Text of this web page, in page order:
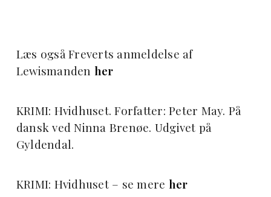
Læs også Freverts anmeldelse af
Lewismanden her
KRIMI: Hvidhuset. Forfatter: Peter May. På
dansk ved Ninna Brenøe. Udgivet på
Gyldendal.
KRIMI: Hvidhuset – se mere her